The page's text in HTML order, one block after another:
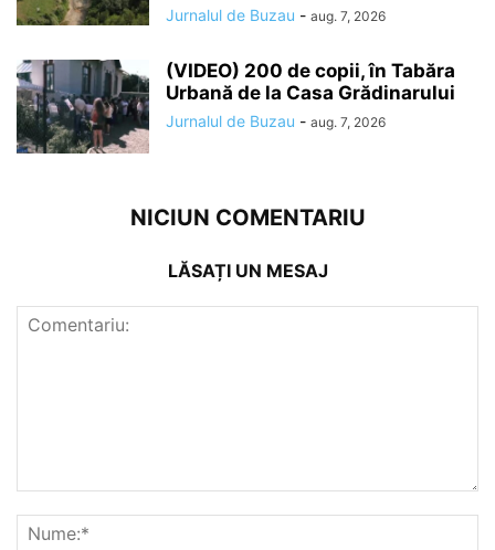
Jurnalul de Buzau - aug. 7, 2026
(VIDEO) 200 de copii, în Tabăra
Urbană de la Casa Grădinarului
Jurnalul de Buzau - aug. 7, 2026
NICIUN COMENTARIU
LĂSAȚI UN MESAJ